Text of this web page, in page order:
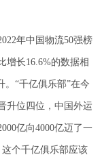
年中国物流50强榜
增长16.6%的数据相
。“千亿俱乐部”在今
升位四位，中国外运
亿向4000亿迈了一
个千亿俱乐部应该